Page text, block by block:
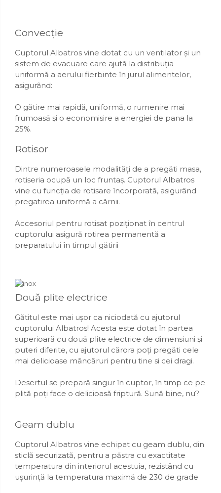
Convecție
Cuptorul Albatros vine dotat cu un ventilator și un
sistem de evacuare care ajută la distribuția
uniformă a aerului fierbinte în jurul alimentelor,
asigurând:
O gătire mai rapidă, uniformă, o rumenire mai
frumoasă și o economisire a energiei de pana la
25%.
Rotisor
Dintre numeroasele modalități de a pregăti masa,
rotiseria ocupă un loc fruntaș. Cuptorul Albatros
vine cu funcția de rotisare încorporată, asigurând
pregatirea uniformă a cărnii.
Accesoriul pentru rotisat poziționat în centrul
cuptorului asigură rotirea permanentă a
preparatului în timpul gătirii
Două plite electrice
Gătitul este mai ușor ca niciodată cu ajutorul
cuptorului Albatros! Acesta este dotat în partea
superioară cu două plite electrice de dimensiuni și
puteri diferite, cu ajutorul cărora poți pregăti cele
mai delicioase mâncăruri pentru tine si cei dragi.
Desertul se prepară singur în cuptor, în timp ce pe
plită poți face o delicioasă friptură. Sună bine, nu?
Geam dublu
Cuptorul Albatros vine echipat cu geam dublu, din
sticlă securizată, pentru a păstra cu exactitate
temperatura din interiorul acestuia, rezistând cu
ușurință la temperatura maximă de 230 de grade